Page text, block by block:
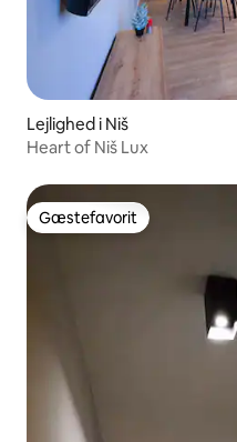
Lejlighed i Niš
Heart of Niš Lux
Gæstefavorit
Gæstefavorit